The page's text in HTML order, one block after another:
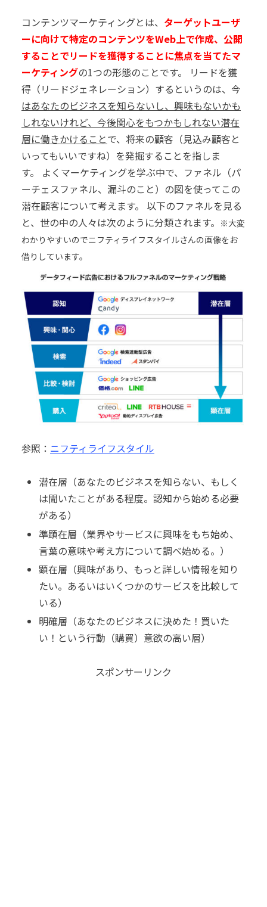
コンテンツマーケティングとは、 ターゲットユーザ
ーに向けて特定のコンテンツをWeb上で作成、公開
することでリードを獲得することに焦点を当てたマ
ーケティングの1つの形態のことです。
リードを獲
得（リードジェネレーション）するというのは、今
はあなたのビジネスを知らないし、興味もないかも
しれないけれど、今後関心をもつかもしれない潜在
層に働きかけることで、将来の顧客（見込み顧客と
いってもいいですね）を発掘することを指しま
す。
よくマーケティングを学ぶ中で、ファネル（パ
ーチェスファネル、漏斗のこと）の図を使ってこの
潜在顧客について考えます。
以下のファネルを見る
と、世の中の人々は次のように分類されます。 ※大変
わかりやすいのでニフティライフスタイルさんの画像をお
借りしています。
参照： ニフティライフスタイル
潜在層（あなたのビジネスを知らない、もしく
は聞いたことがある程度。認知から始める必要
がある）
準顕在層（業界やサービスに興味をもち始め、
言葉の意味や考え方について調べ始める。）
顕在層（興味があり、もっと詳しい情報を知り
たい。あるいはいくつかのサービスを比較して
いる）
明確層（あなたのビジネスに決めた！買いた
い！という行動（購買）意欲の高い層）
スポンサーリンク